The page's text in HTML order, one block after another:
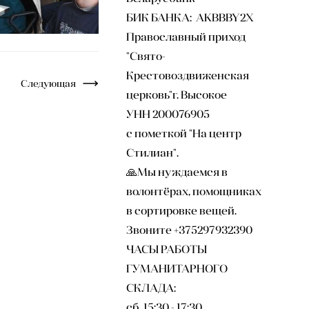
Следующая
БИК БАНКА: AKBBBY2X
Православный приход
"Свято-
Крестовоздвиженская
церковь"г. Высокое
УНН 200076905
с пометкой "На центр
Стилиан".
🙏Мы нуждаемся в
волонтёрах, помощниках
в сортировке вещей.
Звоните +375297932390
ЧАСЫ РАБОТЫ
ГУМАНИТАРНОГО
СКЛАДА: